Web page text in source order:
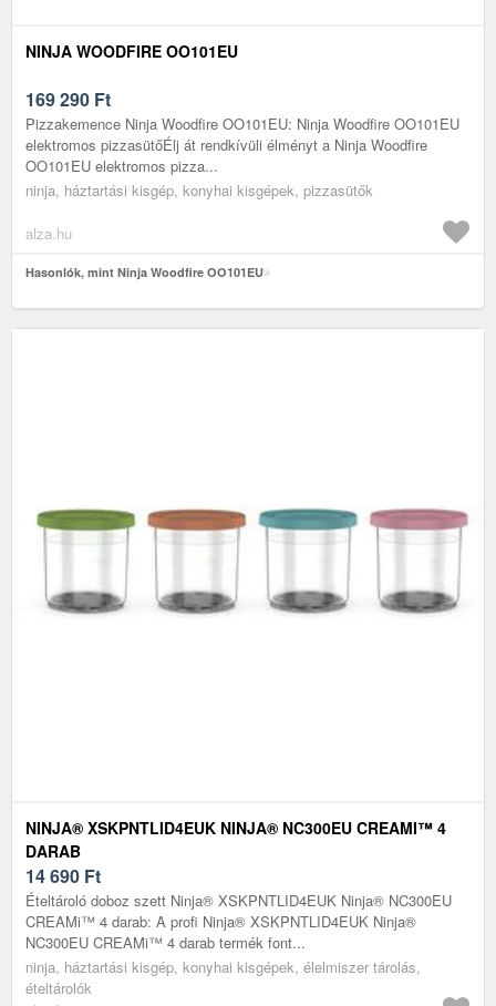
NINJA WOODFIRE OO101EU
169 290 Ft
Pizzakemence Ninja Woodfire OO101EU: Ninja Woodfire OO101EU
elektromos pizzasütőÉlj át rendkívüli élményt a Ninja Woodfire
OO101EU elektromos pizza...
ninja, háztartási kisgép, konyhai kisgépek, pizzasütők
alza.hu
Hasonlók, mint Ninja Woodfire OO101EU
NINJA® XSKPNTLID4EUK NINJA® NC300EU CREAMI™ 4
DARAB
14 690 Ft
Ételtároló doboz szett Ninja® XSKPNTLID4EUK Ninja® NC300EU
CREAMi™ 4 darab: A profi Ninja® XSKPNTLID4EUK Ninja®
NC300EU CREAMi™ 4 darab termék font...
ninja, háztartási kisgép, konyhai kisgépek, élelmiszer tárolás,
ételtárolók